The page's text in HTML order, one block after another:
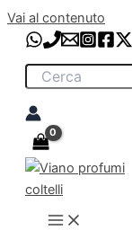
Vai al contenuto